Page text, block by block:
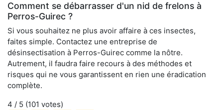
Comment se débarrasser d'un nid de frelons à
Perros-Guirec ?
Si vous souhaitez ne plus avoir affaire à ces insectes,
faites simple. Contactez une entreprise de
désinsectisation à Perros-Guirec comme la nôtre.
Autrement, il faudra faire recours à des méthodes et
risques qui ne vous garantissent en rien une éradication
complète.
4 / 5 (101 votes)